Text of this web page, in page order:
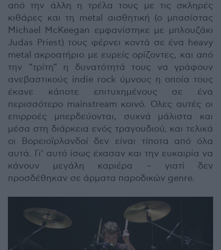
από την άλλη η τρέλα τους με τις σκληρές
κιθάρες και τη metal αισθητική (ο μπασίστας
Michael McKeegan εμφανίστηκε με μπλουζάκι
Judas Priest) τους φέρνει κοντά σε ένα heavy
metal ακροατήριο με ευρείς ορίζοντες, και από
την “τρίτη” η δυνατότητά τους να γράφουν
ανεβαστικούς indie rock ύμνους η οποία τους
έκανε κάποτε επιτυχημένους σε ένα
περισσότερο mainstream κοινό. Όλες αυτές οι
επιρροές μπερδεύονται, συχνά μάλιστα και
μέσα στη διάρκεια ενός τραγουδιού, και τελικά
οι Βορειοϊρλανδοί δεν είναι τίποτα από όλα
αυτά. Γι’ αυτό ίσως έχασαν και την ευκαιρία να
κάνουν μεγάλη καριέρα – γιατί δεν
προσδέθηκαν σε άρματα παροδικών genre.